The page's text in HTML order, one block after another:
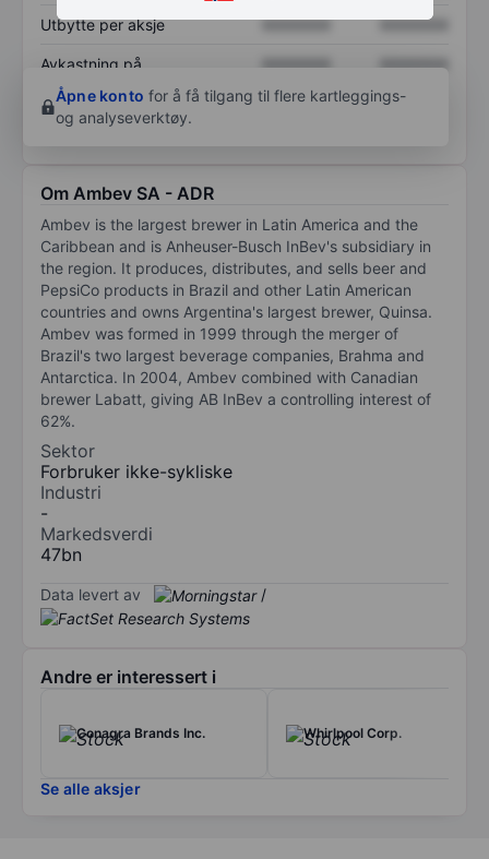
Utbytte per aksje XXXXXXX XXXXXXX
Avkastning på
egenkapital
XXXXXXX
XXXXXXX
Åpne konto for å få tilgang til flere kartleggings-
og analyseverktøy.
Om Ambev SA - ADR
Ambev is the largest brewer in Latin America and the
Caribbean and is Anheuser-Busch InBev's subsidiary in
the region. It produces, distributes, and sells beer and
PepsiCo products in Brazil and other Latin American
countries and owns Argentina's largest brewer, Quinsa.
Ambev was formed in 1999 through the merger of
Brazil's two largest beverage companies, Brahma and
Antarctica. In 2004, Ambev combined with Canadian
brewer Labatt, giving AB InBev a controlling interest of
62%.
Sektor
Forbruker ikke-sykliske
Industri
-
Markedsverdi
47bn
Data levert av /
Andre er interessert i
Conagra Brands Inc. Whirlpool Corp.
Se alle aksjer